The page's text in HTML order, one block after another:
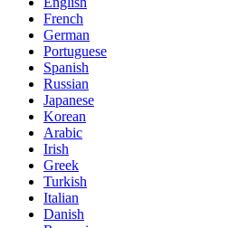
French
German
Portuguese
Spanish
Russian
Japanese
Korean
Arabic
Irish
Greek
Turkish
Italian
Danish